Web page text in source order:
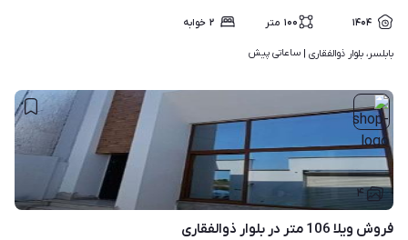
۱۴۰۴ ۱۰۰ متر ۲ خوابه
بابلسر، بلوار ذوالفقاری | ساعاتی پیش
۴
فروش ویلا 106 متر در بلوار ذوالفقاری